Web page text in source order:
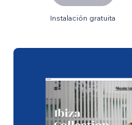
Instalación gratuita